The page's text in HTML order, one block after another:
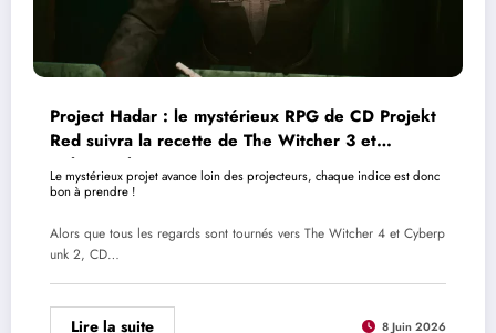
Project Hadar : le mystérieux RPG de CD Projekt
Red suivra la recette de The Witcher 3 et
Cyberpunk 2077
Le mystérieux projet avance loin des projecteurs, chaque indice est donc
bon à prendre !
Alors que tous les regards sont tournés vers The Witcher 4 et Cyberp
unk 2, CD…
Lire la suite 8 Juin 2026